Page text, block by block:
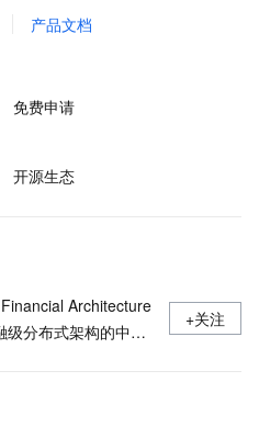
产品文档
免费申请
开源生态
Architecture
级分布式架构的中间
+关注